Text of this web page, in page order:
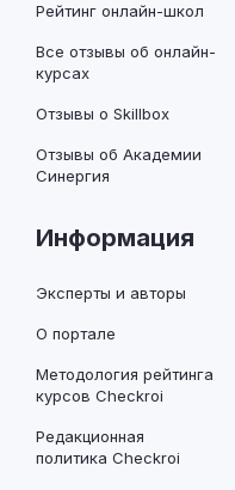
Рейтинг онлайн-школ
Все отзывы об онлайн-
курсах
Отзывы о Skillbox
Отзывы об Академии
Синергия
Информация
Эксперты и авторы
О портале
Методология рейтинга
курсов Checkroi
Редакционная
политика Checkroi